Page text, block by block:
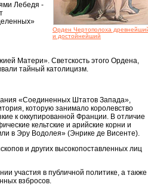
Орден Чертополоха
и достойнейший
Лебедя -
Матери». Светскость этого Ордена,
тайный католицизм.
«Соединенных Штатов Запада»,
которую занимало королевство
к оккупированной Франции. В отличие
кельтские и арийские корни и
в Эру Водолея» (Энрике де Висенте).
и других высокопоставленных лиц
участия в публичной политике, а также
взбросов.